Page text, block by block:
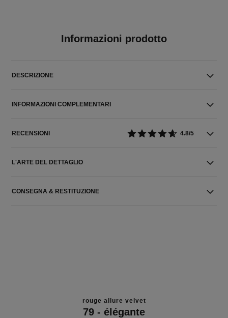
Informazioni prodotto
DESCRIZIONE
INFORMAZIONI COMPLEMENTARI
RECENSIONI 4.8/5
L'ARTE DEL DETTAGLIO
CONSEGNA & RESTITUZIONE
rouge allure velvet
79 - élégante